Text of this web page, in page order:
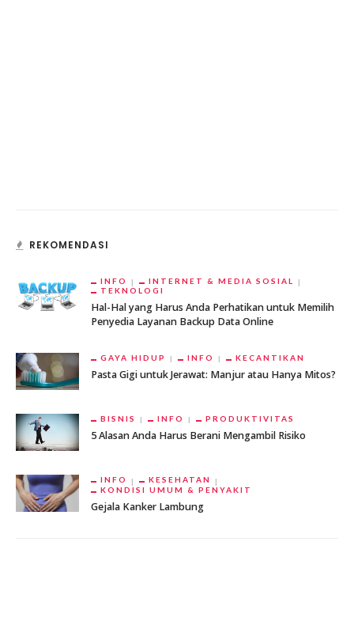
REKOMENDASI
INFO
INTERNET & MEDIA SOSIAL
TEKNOLOGI
Hal-Hal yang Harus Anda Perhatikan untuk Memilih
Penyedia Layanan Backup Data Online
GAYA HIDUP INFO KECANTIKAN
Pasta Gigi untuk Jerawat: Manjur atau Hanya Mitos?
BISNIS INFO PRODUKTIVITAS
5 Alasan Anda Harus Berani Mengambil Risiko
INFO
KESEHATAN
KONDISI UMUM & PENYAKIT
Gejala Kanker Lambung